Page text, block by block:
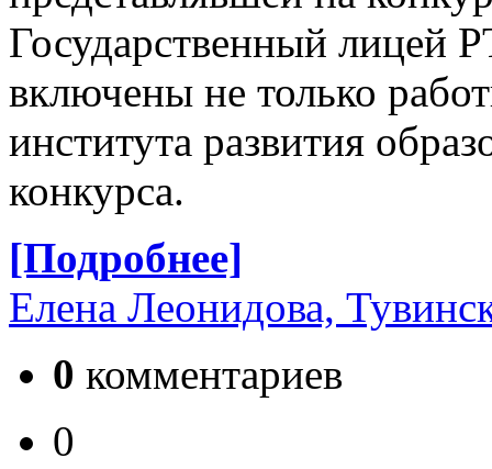
Государственный лицей
включены не только
института развития
конкурса.
[Подробнее]
Елена Леонидова,
0 комментариев
0